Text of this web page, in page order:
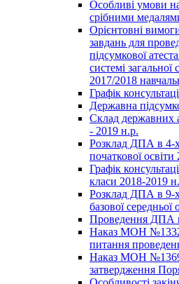
Особливі умови
срібними
Орієнтовні
завдань для
підсумкової
системі загальної
2017/2018
Графік
Державна
Склад державних
- 2019 н.р.
Розклад ДПА в 4-х
початкової
Графік
класи 2018-2019
Розклад ДПА в 9-х
базової середньої
Проведення ДПА
Наказ МОН №1332
питання
Наказ МОН №1369
затвердження